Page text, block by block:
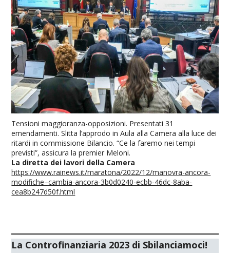
Tensioni maggioranza-opposizioni. Presentati 31
emendamenti. Slitta l’approdo in Aula alla Camera alla luce dei
ritardi in commissione Bilancio. “Ce la faremo nei tempi
previsti”, assicura la premier Meloni.
La diretta dei lavori della Camera
https://www.rainews.it/maratona/2022/12/manovra-ancora-
modifiche–cambia-ancora-3b0d0240-ecbb-46dc-8aba-
cea8b247d50f.html
La Controfinanziaria 2023 di Sbilanciamoci!